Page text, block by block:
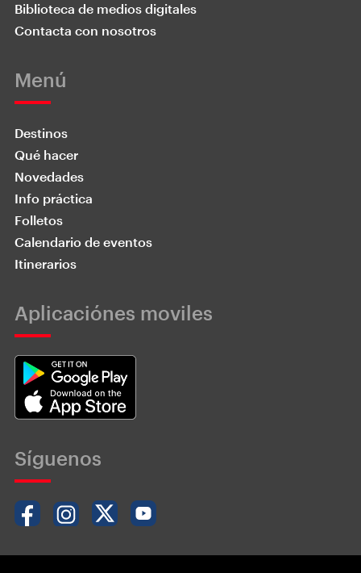
Biblioteca de medios digitales
Contacta con nosotros
Menú
Destinos
Qué hacer
Novedades
Info práctica
Folletos
Calendario de eventos
Itinerarios
Aplicaciónes moviles
Síguenos